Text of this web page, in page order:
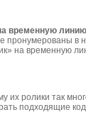
временную линию
пронумерованы в
на временную
их ролики так
подходящие